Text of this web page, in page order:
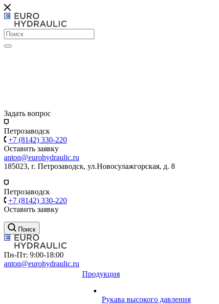
Задать вопрос
Петрозаводск
+7 (8142) 330-220
Оставить заявку
anton@eurohydraulic.ru
185023, г. Петрозаводск, ул.Новосулажгорская, д. 8
Петрозаводск
+7 (8142) 330-220
Оставить заявку
Поиск
Пн-Пт: 9:00-18:00
anton@eurohydraulic.ru
Продукция
Рукава высокого давления